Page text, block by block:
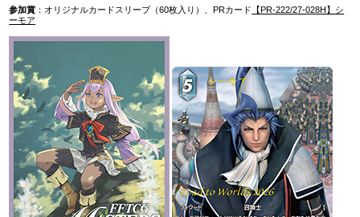
参加賞 ：オリジナルカードスリーブ（60枚入り）、PRカード
【PR-222/27-028H】シ
ーモア